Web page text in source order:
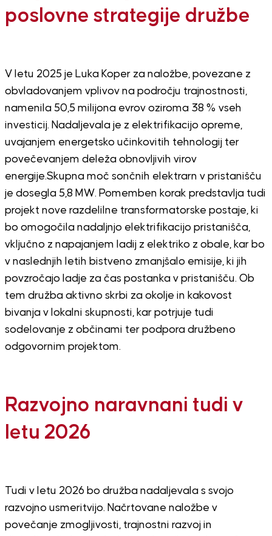
poslovne strategije družbe
V letu 2025 je Luka Koper za naložbe, povezane z
obvladovanjem vplivov na področju trajnostnosti,
namenila 50,5 milijona evrov oziroma 38 % vseh
investicij. Nadaljevala je z elektrifikacijo opreme,
uvajanjem energetsko učinkovitih tehnologij ter
povečevanjem deleža obnovljivih virov
energije.Skupna moč sončnih elektrarn v pristanišču
je dosegla 5,8 MW. Pomemben korak predstavlja tudi
projekt nove razdelilne transformatorske postaje, ki
bo omogočila nadaljnjo elektrifikacijo pristanišča,
vključno z napajanjem ladij z elektriko z obale, kar bo
v naslednjih letih bistveno zmanjšalo emisije, ki jih
povzročajo ladje za čas postanka v pristanišču. Ob
tem družba aktivno skrbi za okolje in kakovost
bivanja v lokalni skupnosti, kar potrjuje tudi
sodelovanje z občinami ter podpora družbeno
odgovornim projektom.
Razvojno naravnani tudi v
letu 2026
Tudi v letu 2026 bo družba nadaljevala s svojo
razvojno usmeritvijo. Načrtovane naložbe v
povečanje zmogljivosti, trajnostni razvoj in